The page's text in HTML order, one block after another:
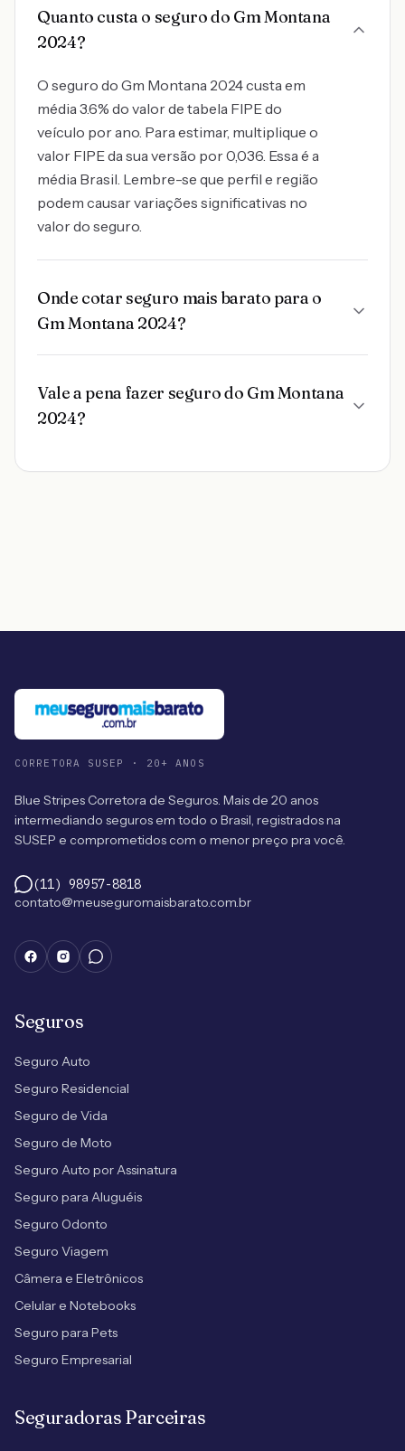
Quanto custa o seguro do Gm Montana
2024?
O seguro do Gm Montana 2024 custa em
média 3.6% do valor de tabela FIPE do
veículo por ano. Para estimar, multiplique o
valor FIPE da sua versão por 0,036. Essa é a
média Brasil. Lembre-se que perfil e região
podem causar variações significativas no
valor do seguro.
Onde cotar seguro mais barato para o
Gm Montana 2024?
Vale a pena fazer seguro do Gm Montana
2024?
CORRETORA SUSEP · 20+ ANOS
Blue Stripes Corretora de Seguros. Mais de 20 anos
intermediando seguros em todo o Brasil, registrados na
SUSEP e comprometidos com o menor preço pra você.
(11) 98957-8818
contato@meuseguromaisbarato.com.br
Seguros
Seguro Auto
Seguro Residencial
Seguro de Vida
Seguro de Moto
Seguro Auto por Assinatura
Seguro para Aluguéis
Seguro Odonto
Seguro Viagem
Câmera e Eletrônicos
Celular e Notebooks
Seguro para Pets
Seguro Empresarial
Seguradoras Parceiras